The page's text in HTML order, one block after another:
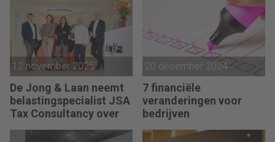
12 november 2025
De Jong & Laan neemt
belastingspecialist JSA
Tax Consultancy over
20 december 2024
7 financiële
veranderingen voor
bedrijven